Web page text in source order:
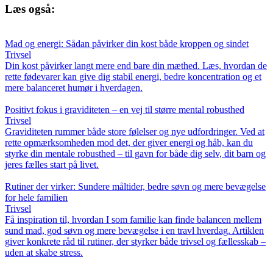
Læs også:
Mad og energi: Sådan påvirker din kost både kroppen og sindet
Trivsel
Din kost påvirker langt mere end bare din mæthed. Læs, hvordan de
rette fødevarer kan give dig stabil energi, bedre koncentration og et
mere balanceret humør i hverdagen.
Positivt fokus i graviditeten – en vej til større mental robusthed
Trivsel
Graviditeten rummer både store følelser og nye udfordringer. Ved at
rette opmærksomheden mod det, der giver energi og håb, kan du
styrke din mentale robusthed – til gavn for både dig selv, dit barn og
jeres fælles start på livet.
Rutiner der virker: Sundere måltider, bedre søvn og mere bevægelse
for hele familien
Trivsel
Få inspiration til, hvordan I som familie kan finde balancen mellem
sund mad, god søvn og mere bevægelse i en travl hverdag. Artiklen
giver konkrete råd til rutiner, der styrker både trivsel og fællesskab –
uden at skabe stress.